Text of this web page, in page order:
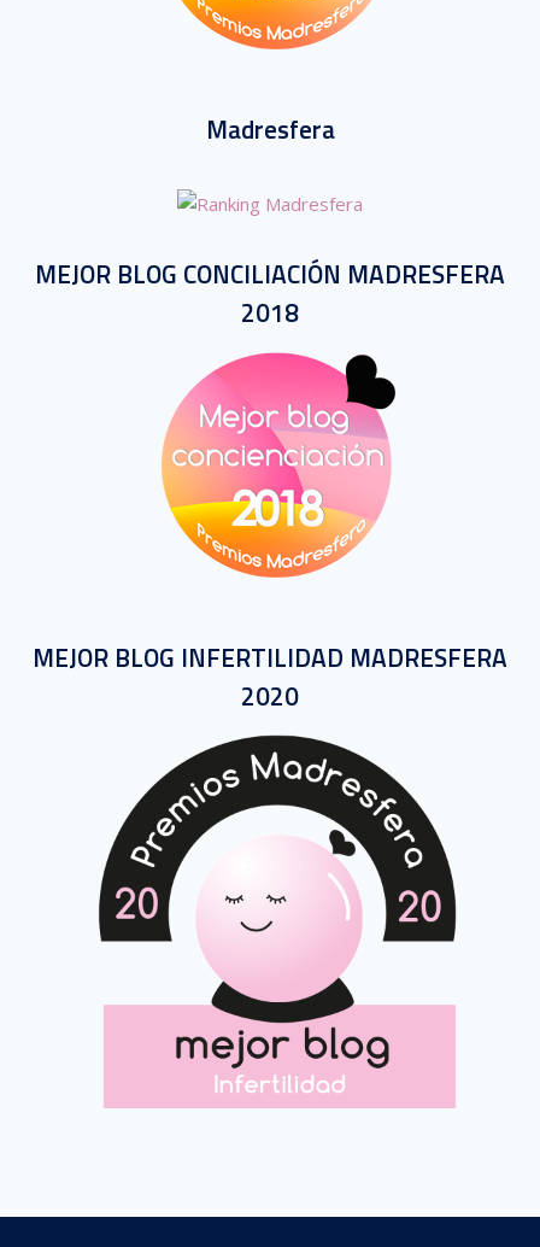
Madresfera
MEJOR BLOG CONCILIACIÓN MADRESFERA
2018
MEJOR BLOG INFERTILIDAD MADRESFERA
2020